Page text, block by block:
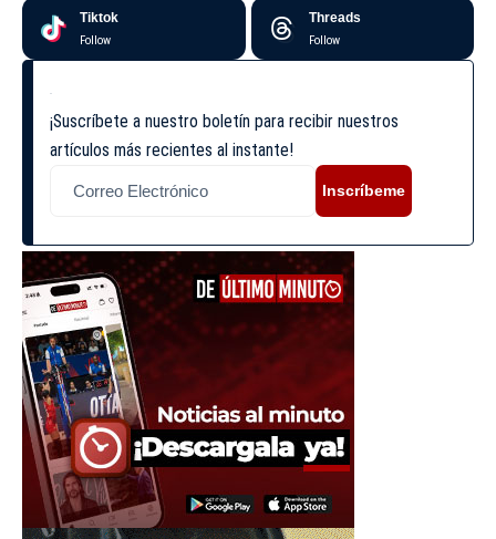
Tiktok
Follow
Threads
Follow
¡Suscríbete a nuestro boletín para recibir nuestros
artículos más recientes al instante!
Inscríbeme